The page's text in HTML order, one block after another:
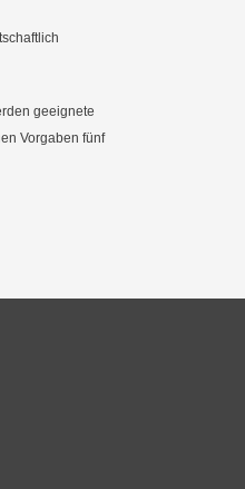
geeignete
Vorgaben fünf